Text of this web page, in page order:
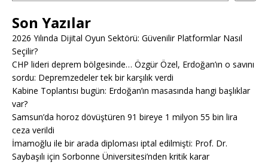
Son Yazılar
2026 Yılında Dijital Oyun Sektörü: Güvenilir Platformlar Nasıl
Seçilir?
CHP lideri deprem bölgesinde… Özgür Özel, Erdoğan’ın o savını
sordu: Depremzedeler tek bir karşılık verdi
Kabine Toplantısı bugün: Erdoğan’ın masasında hangi başlıklar
var?
Samsun’da horoz dövüştüren 91 bireye 1 milyon 55 bin lira
ceza verildi
İmamoğlu ile bir arada diploması iptal edilmişti: Prof. Dr.
Saybaşılı için Sorbonne Üniversitesi’nden kritik karar